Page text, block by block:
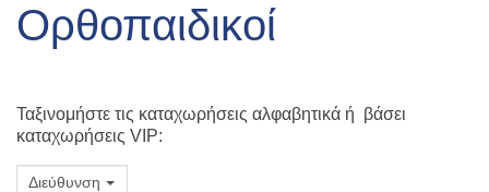
Ορθοπαιδικοί
Ταξινομήστε τις καταχωρήσεις αλφαβητικά ή βάσει
καταχωρήσεις VIP:
Διεύθυνση